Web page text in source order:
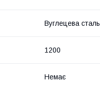
Вуглецева сталь
1200
Немає